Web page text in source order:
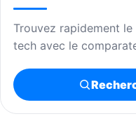
Trouvez rapidement
tech avec le